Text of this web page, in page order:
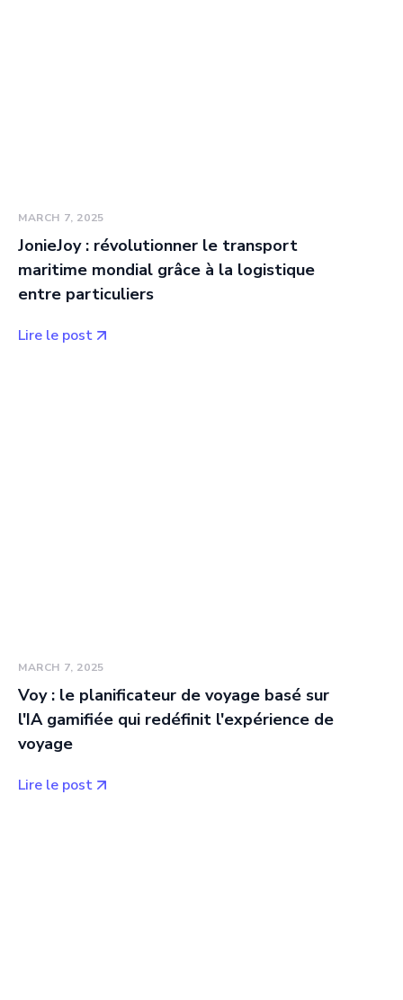
MARCH 7, 2025
JonieJoy : révolutionner le transport
maritime mondial grâce à la logistique
entre particuliers
Lire le post
MARCH 7, 2025
Voy : le planificateur de voyage basé sur
l'IA gamifiée qui redéfinit l'expérience de
voyage
Lire le post